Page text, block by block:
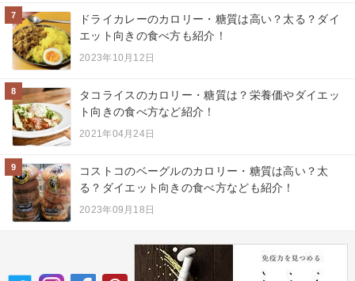
7
ドライカレーのカロリー・糖質は高い？太る？ダイ
エット向きの食べ方も紹介！
2023年10月12日
8
タコライスのカロリー・糖質は？栄養価やダイエッ
ト向きの食べ方など紹介！
2021年04月24日
9
コストコのベーグルのカロリー・糖質は高い？太
る？ダイエット向きの食べ方なども紹介！
2023年09月18日